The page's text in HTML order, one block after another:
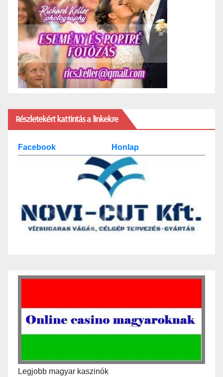
Részletekért kattintás a linkekre
Facebook Honlap
Legjobb magyar kaszinók